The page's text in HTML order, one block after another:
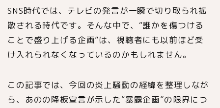
SNS時代では、テレビの発言が一瞬で切り取られ拡
散される時代です。そんな中で、“誰かを傷つける
ことで盛り上げる企画”は、視聴者にも以前ほど受
け入れられなくなっているのかもしれません。
この記事では、今回の炎上騒動の経緯を整理しなが
ら、あのの降板宣言が示した“暴露企画”の限界につ